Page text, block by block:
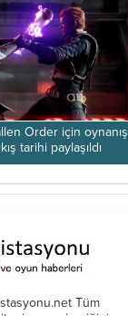
Order için oynanış
tarihi paylaşıldı
Tüm